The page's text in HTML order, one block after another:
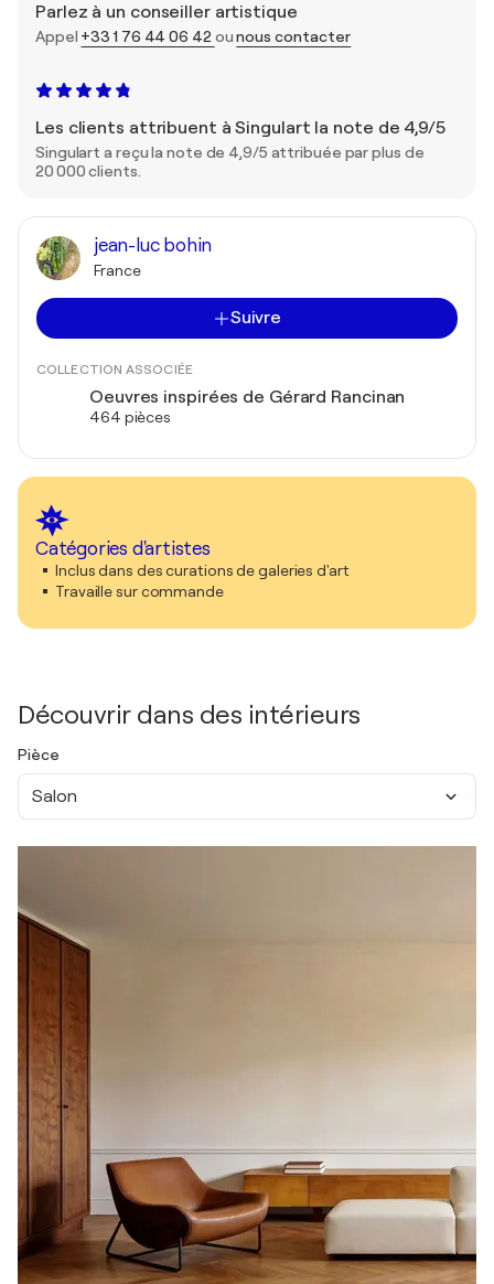
Parlez à un conseiller artistique
Appel +33 1 76 44 06 42 ounous contacter
Les clients attribuent à Singulart la note de 4,9/5
Singulart a reçu la note de 4,9/5 attribuée par plus de
20 000 clients.
jean-luc bohin
France
Suivre
COLLECTION ASSOCIÉE
Oeuvres inspirées de Gérard Rancinan
464 pièces
Catégories d'artistes
Inclus dans des curations de galeries d'art
Travaille sur commande
Découvrir dans des intérieurs
Pièce
Salon